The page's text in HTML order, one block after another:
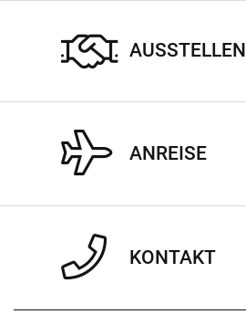
AUSSTELLEN
ANREISE
KONTAKT